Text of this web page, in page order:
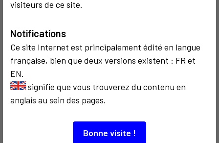
visiteurs de ce site.
Notifications
Ce site Internet est principalement édité en langue
française, bien que deux versions existent : FR et
EN.
signifie que vous trouverez du contenu en
anglais au sein des pages.
Bonne visite !